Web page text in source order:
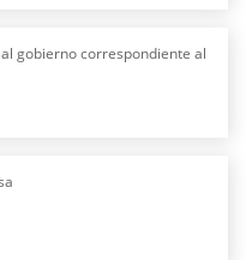
gobierno correspondiente al